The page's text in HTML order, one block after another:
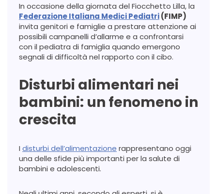
In occasione della giornata del Fiocchetto Lilla, la
Federazione Italiana Medici Pediatri(FIMP)
invita genitori e famiglie a prestare attenzione ai
possibili campanelli d’allarme e a confrontarsi
con il pediatra di famiglia quando emergono
segnali di difficoltà nel rapporto con il cibo.
Disturbi alimentari nei
bambini: un fenomeno in
crescita
I disturbi dell’alimentazione rappresentano oggi
una delle sfide più importanti per la salute di
bambini e adolescenti.